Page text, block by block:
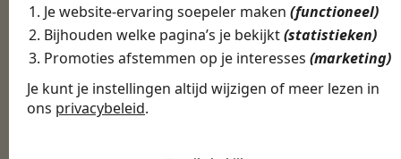
Je website-ervaring soepeler maken(functioneel)
Bijhouden welke pagina’s je bekijkt(statistieken)
Promoties afstemmen op je interesses(marketing)
Je kunt je instellingen altijd wijzigen of meer lezen in
ons privacybeleid.